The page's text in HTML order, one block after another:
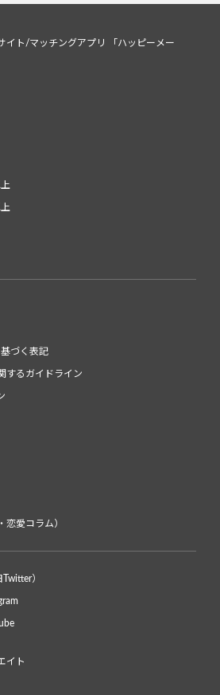
イト/マッチングアプリ 「ハッピーメー
づく表記
するガイドライン
恋愛コラム）
）
イト